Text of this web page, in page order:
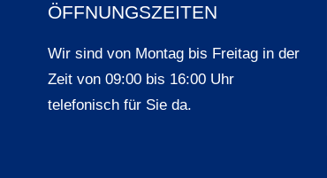
ÖFFNUNGSZEITEN
Wir sind von Montag bis Freitag in der
Zeit von 09:00 bis 16:00 Uhr
telefonisch für Sie da.